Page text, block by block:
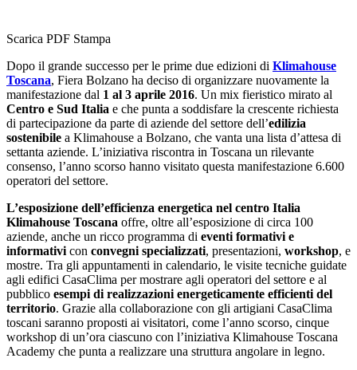
Scarica PDF Stampa
Dopo il grande successo per le prime due edizioni di Klimahouse
Toscana, Fiera Bolzano ha deciso di organizzare nuovamente la
manifestazione dal 1 al 3 aprile 2016. Un mix fieristico mirato al
Centro e Sud Italia e che punta a soddisfare la crescente richiesta
di partecipazione da parte di aziende del settore dell’edilizia
sostenibile a Klimahouse a Bolzano, che vanta una lista d’attesa di
settanta aziende. L’iniziativa riscontra in Toscana un rilevante
consenso, l’anno scorso hanno visitato questa manifestazione 6.600
operatori del settore.
L’esposizione dell’efficienza energetica nel centro Italia
Klimahouse Toscana offre, oltre all’esposizione di circa 100
aziende, anche un ricco programma di eventi formativi e
informativi con convegni specializzati, presentazioni, workshop, e
mostre. Tra gli appuntamenti in calendario, le visite tecniche guidate
agli edifici CasaClima per mostrare agli operatori del settore e al
pubblico esempi di realizzazioni energeticamente efficienti del
territorio. Grazie alla collaborazione con gli artigiani CasaClima
toscani saranno proposti ai visitatori, come l’anno scorso, cinque
workshop di un’ora ciascuno con l’iniziativa Klimahouse Toscana
Academy che punta a realizzare una struttura angolare in legno.